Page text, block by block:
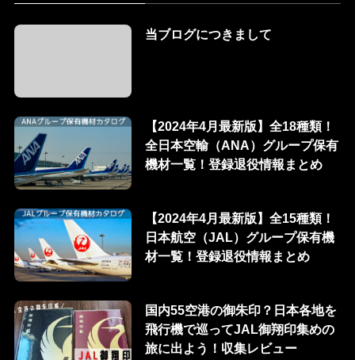
当ブログにつきまして
【2024年4月最新版】全18種類！
全日本空輸（ANA）グループ保有
機材一覧！登録退役情報まとめ
【2024年4月最新版】全15種類！
日本航空（JAL）グループ保有機
材一覧！登録退役情報まとめ
国内55空港の御朱印？日本各地を
飛行機で巡ってJAL御翔印集めの
旅に出よう！収集レビュー